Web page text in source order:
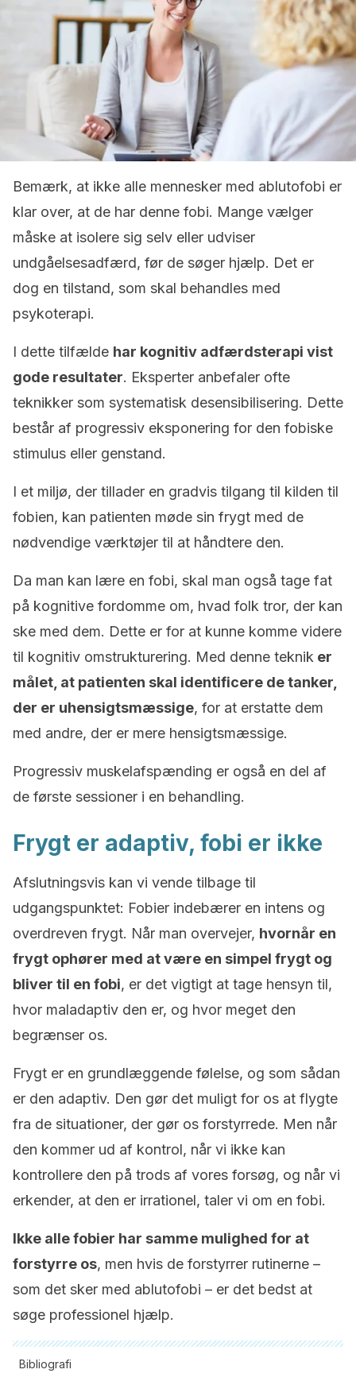
Bemærk, at ikke alle mennesker med ablutofobi er
klar over, at de har denne fobi. Mange vælger
måske at isolere sig selv eller udviser
undgåelsesadfærd, før de søger hjælp. Det er
dog en tilstand, som skal behandles med
psykoterapi.
I dette tilfælde har kognitiv adfærdsterapi vist
gode resultater. Eksperter anbefaler ofte
teknikker som systematisk desensibilisering. Dette
består af progressiv eksponering for den fobiske
stimulus eller genstand.
I et miljø, der tillader en gradvis tilgang til kilden til
fobien, kan patienten møde sin frygt med de
nødvendige værktøjer til at håndtere den.
Da man kan lære en fobi, skal man også tage fat
på kognitive fordomme om, hvad folk tror, der kan
ske med dem. Dette er for at kunne komme videre
til kognitiv omstrukturering. Med denne teknik er
målet, at patienten skal identificere de tanker,
der er uhensigtsmæssige, for at erstatte dem
med andre, der er mere hensigtsmæssige.
Progressiv muskelafspænding er også en del af
de første sessioner i en behandling.
Frygt er adaptiv, fobi er ikke
Afslutningsvis kan vi vende tilbage til
udgangspunktet: Fobier indebærer en intens og
overdreven frygt. Når man overvejer, hvornår en
frygt ophører med at være en simpel frygt og
bliver til en fobi, er det vigtigt at tage hensyn til,
hvor maladaptiv den er, og hvor meget den
begrænser os.
Frygt er en grundlæggende følelse, og som sådan
er den adaptiv. Den gør det muligt for os at flygte
fra de situationer, der gør os forstyrrede. Men når
den kommer ud af kontrol, når vi ikke kan
kontrollere den på trods af vores forsøg, og når vi
erkender, at den er irrationel, taler vi om en fobi.
Ikke alle fobier har samme mulighed for at
forstyrre os, men hvis de forstyrrer rutinerne –
som det sker med ablutofobi – er det bedst at
søge professionel hjælp.
Bibliografi